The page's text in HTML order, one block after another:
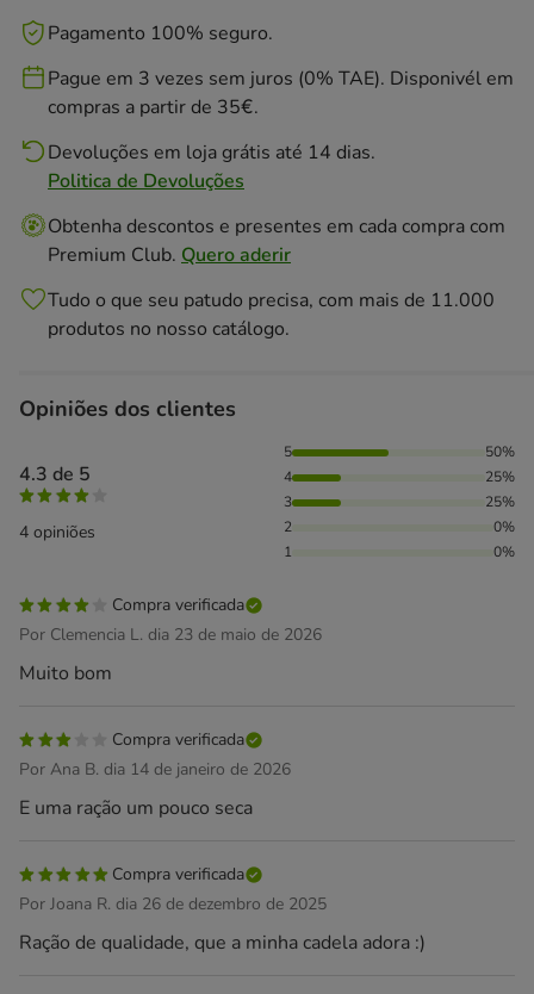
Pagamento 100% seguro.
Pague em 3 vezes sem juros (0% TAE). Disponivél em
compras a partir de 35€.
Devoluções em loja grátis até 14 dias.
Politica de Devoluções
Obtenha descontos e presentes em cada compra com
Premium Club. Quero aderir
Tudo o que seu patudo precisa, com mais de 11.000
produtos no nosso catálogo.
Opiniões dos clientes
4.3 de 5
4 opiniões
50% das pessoas avaliaram com 5 estrelas, 25% das
5
50%
4
25%
3
25%
2
0%
1
0%
Compra verificada
Por Clemencia L. dia 23 de maio de 2026
Muito bom
Compra verificada
Por Ana B. dia 14 de janeiro de 2026
E uma ração um pouco seca
Compra verificada
Por Joana R. dia 26 de dezembro de 2025
Ração de qualidade, que a minha cadela adora :)